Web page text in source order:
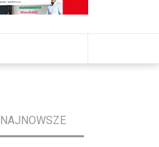
NAJNOWSZE